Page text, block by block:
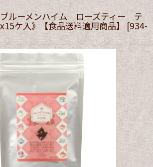
ルーメンハイム ローズティー テ
ケ入》【食品送料適用商品】 [934-